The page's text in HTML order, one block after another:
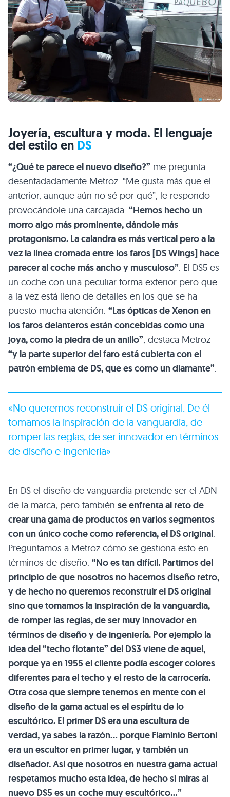
Joyería, escultura y moda. El lenguaje
del estilo en DS
“¿Qué te parece el nuevo diseño?” me pregunta
desenfadadamente Metroz. “Me gusta más que el
anterior, aunque aún no sé por qué”, le respondo
provocándole una carcajada. “Hemos hecho un
morro algo más prominente, dándole más
protagonismo. La calandra es más vertical pero a la
vez la línea cromada entre los faros [DS Wings] hace
parecer al coche más ancho y musculoso”. El DS5 es
un coche con una peculiar forma exterior pero que
a la vez está lleno de detalles en los que se ha
puesto mucha atención. “Las ópticas de Xenon en
los faros delanteros están concebidas como una
joya, como la piedra de un anillo”, destaca Metroz
“y la parte superior del faro está cubierta con el
patrón emblema de DS, que es como un diamante”.
«No queremos reconstruír el DS original. De él
tomamos la inspiración de la vanguardia, de
romper las reglas, de ser innovador en términos
de diseño e ingenieria»
En DS el diseño de vanguardia pretende ser el ADN
de la marca, pero también se enfrenta al reto de
crear una gama de productos en varios segmentos
con un único coche como referencia, el DS original.
Preguntamos a Metroz cómo se gestiona esto en
términos de diseño. “No es tan difícil. Partimos del
principio de que nosotros no hacemos diseño retro,
y de hecho no queremos reconstruir el DS original
sino que tomamos la inspiración de la vanguardia,
de romper las reglas, de ser muy innovador en
términos de diseño y de ingeniería. Por ejemplo la
idea del “techo flotante” del DS3 viene de aquel,
porque ya en 1955 el cliente podía escoger colores
diferentes para el techo y el resto de la carrocería.
Otra cosa que siempre tenemos en mente con el
diseño de la gama actual es el espíritu de lo
escultórico. El primer DS era una escultura de
verdad, ya sabes la razón… porque Flaminio Bertoni
era un escultor en primer lugar, y también un
diseñador. Así que nosotros en nuestra gama actual
respetamos mucho esta idea, de hecho si miras al
nuevo DS5 es un coche muy escultórico…”